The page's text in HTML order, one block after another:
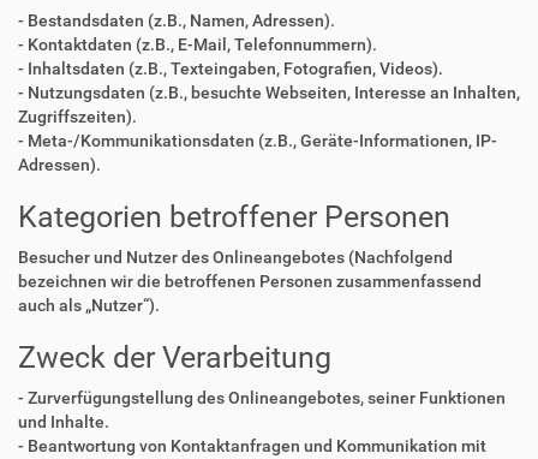
- Bestandsdaten (z.B., Namen, Adressen).
- Kontaktdaten (z.B., E-Mail, Telefonnummern).
- Inhaltsdaten (z.B., Texteingaben, Fotografien, Videos).
- Nutzungsdaten (z.B., besuchte Webseiten, Interesse an Inhalten,
Zugriffszeiten).
- Meta-/Kommunikationsdaten (z.B., Geräte-Informationen, IP-
Adressen).
Kategorien betroffener Personen
Besucher und Nutzer des Onlineangebotes (Nachfolgend
bezeichnen wir die betroffenen Personen zusammenfassend
auch als „Nutzer“).
Zweck der Verarbeitung
- Zurverfügungstellung des Onlineangebotes, seiner Funktionen
und Inhalte.
- Beantwortung von Kontaktanfragen und Kommunikation mit